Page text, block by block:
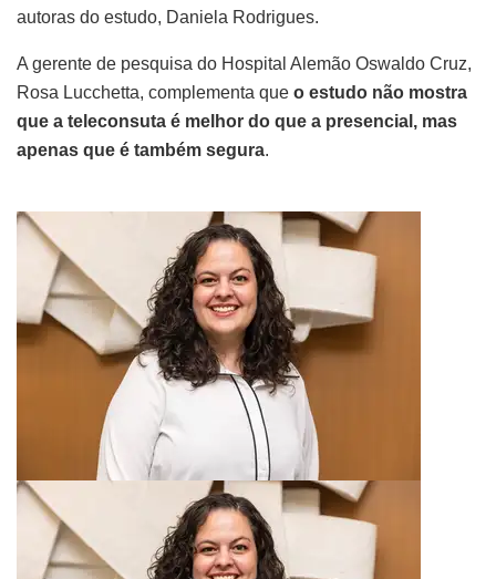
autoras do estudo, Daniela Rodrigues.
A gerente de pesquisa do Hospital Alemão Oswaldo Cruz,
Rosa Lucchetta, complementa que o estudo não mostra
que a teleconsuta é melhor do que a presencial, mas
apenas que é também segura.